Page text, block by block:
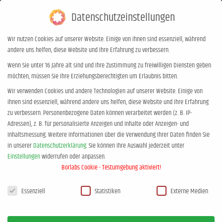
0,00€
Chill mal! mit den Pubertäts-Docs –
in Trier DE
Sie befinden sich hier:
Start Event Chill mal! mit den Pubertäts-Docs…
MÄRZ, 2027
Datenschutzeinstellungen
Wir nutzen Cookies auf unserer Website. Einige von ihnen sind essenziell, während
andere uns helfen, diese Website und Ihre Erfahrung zu verbessern.
Wenn Sie unter 16 Jahre alt sind und Ihre Zustimmung zu freiwilligen Diensten geben
möchten, müssen Sie Ihre Erziehungsberechtigten um Erlaubnis bitten.
Wir verwenden Cookies und andere Technologien auf unserer Website. Einige von
ihnen sind essenziell, während andere uns helfen, diese Website und Ihre Erfahrung
zu verbessern.Personenbezogene Daten können verarbeitet werden (z. B. IP-
Adressen), z. B. für personalisierte Anzeigen und Inhalte oder Anzeigen- und
Inhaltsmessung.Weitere Informationen über die Verwendung Ihrer Daten finden Sie
in unsererDatenschutzerklärung.Sie können Ihre Auswahl jederzeit unter
Einstellungenwiderrufen oder anpassen.
Borlabs Cookie - Testumgebung aktiviert!
Datenschutzeinstellungen
Essenziell Statistiken Externe Medien